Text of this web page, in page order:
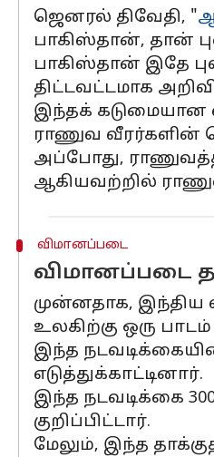
ஜெனரல் திவேதி, "
பாகிஸ்தான், தான்
பாகிஸ்தான் இதே
திட்டவட்டமாக
இந்தக் கடுமையான
ராணுவ வீரர்களின்
அப்போது,
ஆகியவற்றில்
விமானப்படை
விமானப்படை
முன்னதாக, இந்திய
உலகிற்கு ஒரு
இந்த
எடுத்துக்காட்டினார்.
இந்த நடவடிக்கை
குறிப்பிட்டார்.
மேலும், இந்த